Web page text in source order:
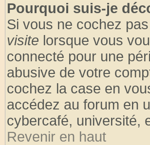
Pourquoi suis-je
Si vous ne cochez
visite lorsque vous
connecté pour une
abusive de votre
cochez la case en
accédez au forum en
cybercafé, université,
Revenir en haut